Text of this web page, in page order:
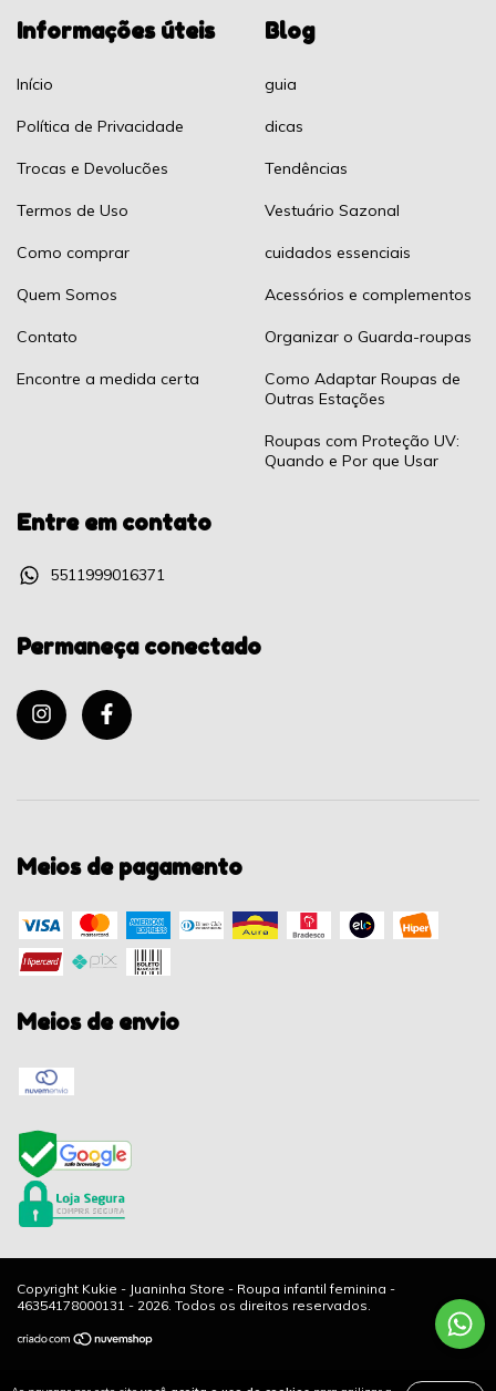
Informações úteis
Início
Política de Privacidade
Trocas e Devolucões
Termos de Uso
Como comprar
Quem Somos
Contato
Encontre a medida certa
Blog
guia
dicas
Tendências
Vestuário Sazonal
cuidados essenciais
Acessórios e complementos
Organizar o Guarda-roupas
Como Adaptar Roupas de
Outras Estações
Roupas com Proteção UV:
Quando e Por que Usar
Entre em contato
5511999016371
Permaneça conectado
Meios de pagamento
Meios de envio
Copyright Kukie - Juaninha Store - Roupa infantil feminina -
46354178000131 - 2026. Todos os direitos reservados.